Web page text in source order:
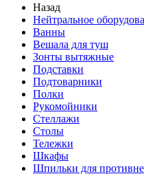
Назад
Нейтральное
Ванны
Вешала для туш
Зонты вытяжные
Подставки
Подтоварники
Полки
Рукомойники
Стеллажи
Столы
Тележки
Шкафы
Шпильки для